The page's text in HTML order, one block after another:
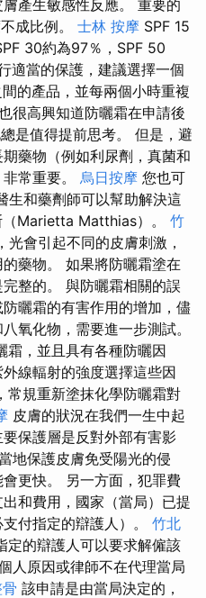
產生敏感性反應。 重要的
成比例。 士林 按摩 SPF 15
30約為97％，SPF 50
適當的保護，建議選擇一個
的產品，並每兩個小時重複
很高興知道防曬霜在申請後
是值得提前思考。 但是，避
藥物（例如利尿劑，真菌和
常重要。 烏日按摩 您也可
生和藥劑師可以幫助解決這
（Marietta Matthias）。 竹
會引起不同的皮膚刺激，
藥物。 如果將防曬霜塗在
整的。 與防曬霜相關的誤
曬霜的有害作用的增加，儘
氧化物，需要進一步測試。
霜，並且具有各種防曬因
線輻射的強度選擇這些因
常規重新塗抹化學防曬霜對
皮膚的狀況在我們一生中起
保護層是反對外部有害影
地保護皮膚免受陽光的侵
更快。 另一方面，犯罪費
和費用，國家（當局）已提
付指定的辯護人）。 竹北
定的辯護人可以要求解僱該
人原因或律師不在代理當局
該申請是由當局決定的，